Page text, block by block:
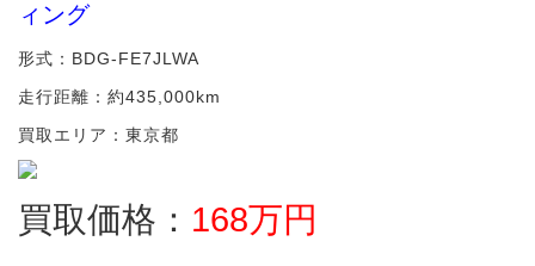
ィング
形式：BDG-FE7JLWA
走行距離：約435,000km
買取エリア：東京都
買取価格： 168万円